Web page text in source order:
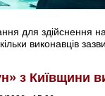
для здійснення
виконавців
з Київщини